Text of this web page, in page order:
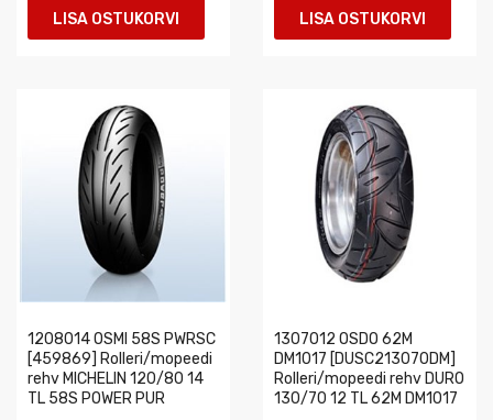
LISA OSTUKORVI LISA OSTUKORVI
1208014 OSMI 58S PWRSC
[459869] Rolleri/mopeedi
rehv MICHELIN 120/80 14
TL 58S POWER PUR
1307012 OSDO 62M
DM1017 [DUSC213070DM]
Rolleri/mopeedi rehv DURO
130/70 12 TL 62M DM1017